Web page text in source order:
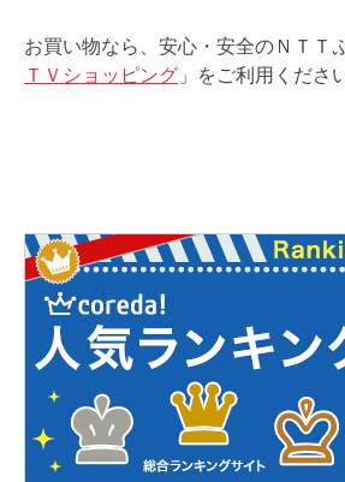
お買い物なら、安心・安全のＮＴＴ
ＴＶショッピング 」をご利用くださ